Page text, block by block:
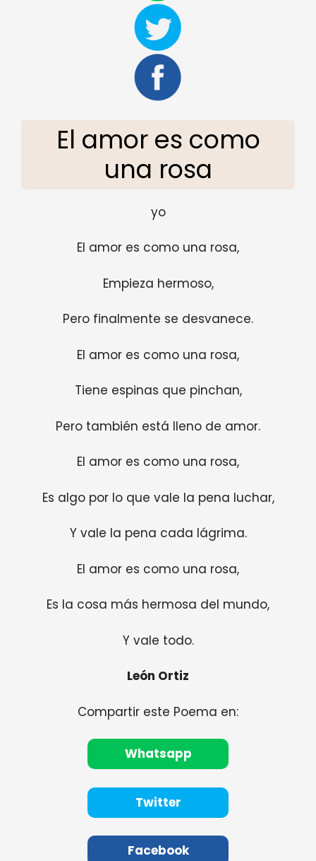
El amor es como
una rosa
yo
El amor es como una rosa,
Empieza hermoso,
Pero finalmente se desvanece.
El amor es como una rosa,
Tiene espinas que pinchan,
Pero también está lleno de amor.
El amor es como una rosa,
Es algo por lo que vale la pena luchar,
Y vale la pena cada lágrima.
El amor es como una rosa,
Es la cosa más hermosa del mundo,
Y vale todo.
León Ortiz
Compartir este Poema en:
Whatsapp
Twitter
Facebook